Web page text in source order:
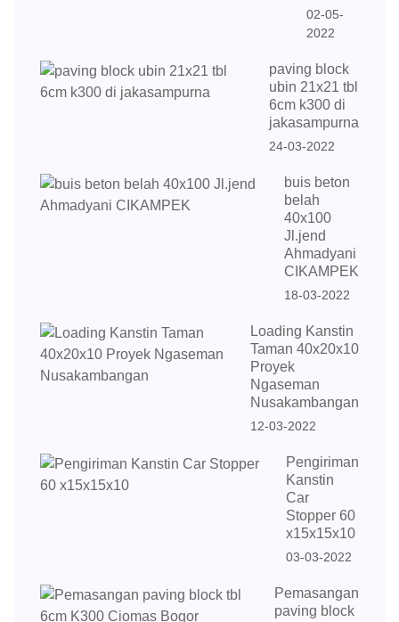
02-05-
2022
paving block
ubin 21x21 tbl
6cm k300 di
jakasampurna
24-03-2022
buis beton
belah
40x100
Jl.jend
Ahmadyani
CIKAMPEK
18-03-2022
Loading Kanstin
Taman 40x20x10
Proyek
Ngaseman
Nusakambangan
12-03-2022
Pengiriman
Kanstin
Car
Stopper 60
x15x15x10
03-03-2022
Pemasangan
paving block